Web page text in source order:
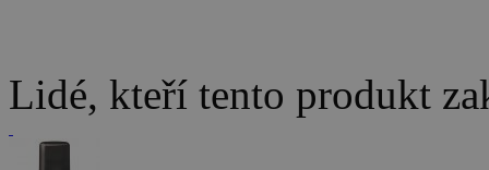
Lidé, kteří tento produkt